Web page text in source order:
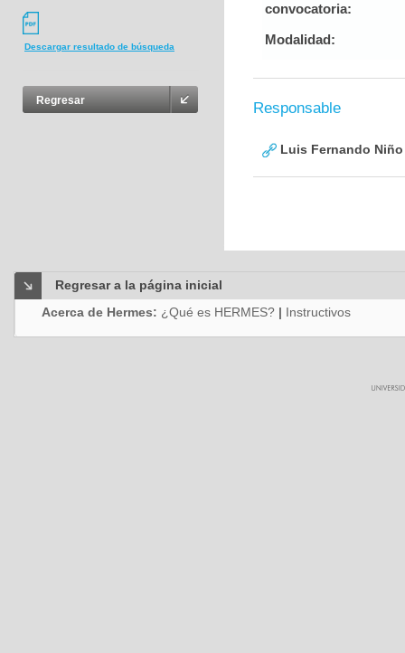
Descargar resultado de búsqueda
Regresar
convocatoria:
Modalidad:
Responsable
Luis Fernando Niño
Regresar a la página inicial
Acerca de Hermes: ¿Qué es HERMES? | Instructivos